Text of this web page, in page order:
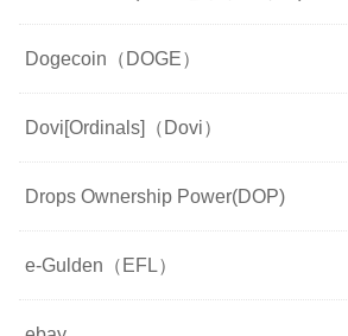
Dogecoin（DOGE）
Dovi[Ordinals]（Dovi）
Drops Ownership Power(DOP)
e-Gulden（EFL）